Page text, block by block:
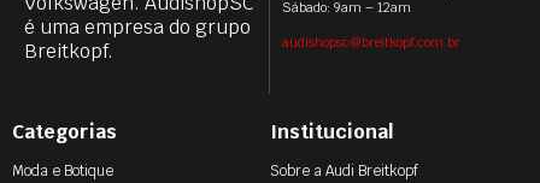
é uma empresa do grupo
Breitkopf.
Sábado: 9am – 12am
audishopsc@breitkopf.com.br
Categorias
Moda e Botique
Institucional
Sobre a Audi Breitkopf